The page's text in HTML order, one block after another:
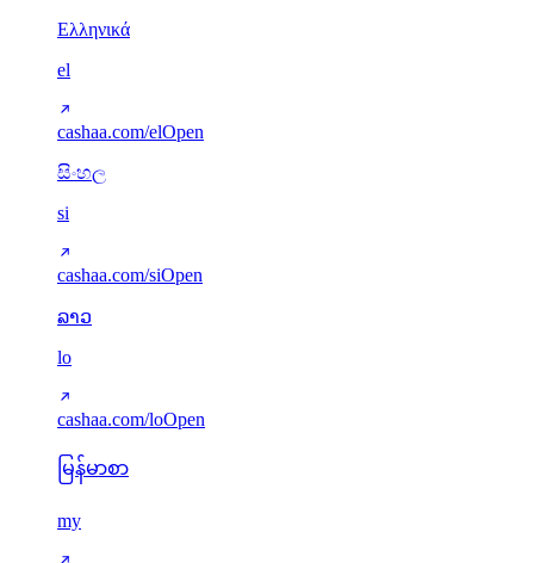
Ελληνικά
el
cashaa.com/elOpen
සිංහල
si
cashaa.com/siOpen
ລາວ
lo
cashaa.com/loOpen
မြန်မာစာ
my